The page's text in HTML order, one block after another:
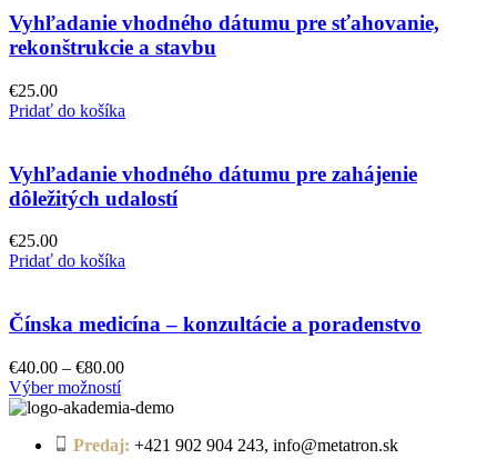
Vyhľadanie vhodného dátumu pre sťahovanie,
rekonštrukcie a stavbu
€25.00
Pridať do košíka
Vyhľadanie vhodného dátumu pre zahájenie
dôležitých udalostí
€25.00
Pridať do košíka
Čínska medicína – konzultácie a poradenstvo
€40.00 – €80.00Price
€40.00
€80.00
Výber možnostíTento
produkt
viacero
Predaj: +421 902 904 243, info@metatron.sk